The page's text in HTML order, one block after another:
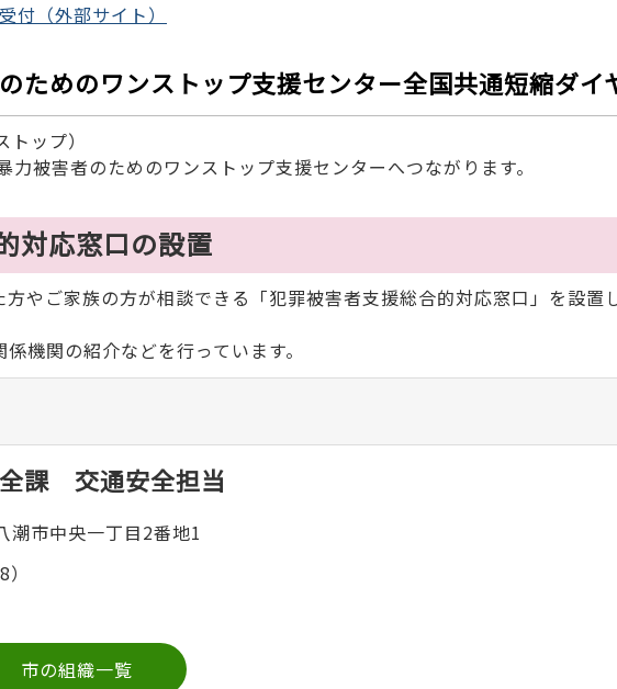
付（外部サイト）
ためのワンストップ支援センター全国共通短縮ダイ
ップ）
被害者のためのワンストップ支援センターへつながります。
対応窓口の設置
やご家族の方が相談できる「犯罪被害者支援総合的対応窓口」を設置
機関の紹介などを行っています。
課 交通安全担当
市中央一丁目2番地1
市の組織一覧